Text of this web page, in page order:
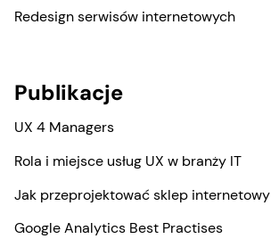
Redesign serwisów internetowych
Publikacje
UX 4 Managers
Rola i miejsce usług UX w branży IT
Jak przeprojektować sklep internetowy
Google Analytics Best Practises